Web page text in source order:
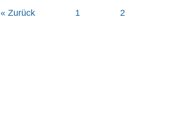
« Zurück 1 2